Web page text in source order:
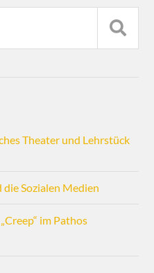
Theater und Lehrstück
die Sozialen Medien
im Pathos